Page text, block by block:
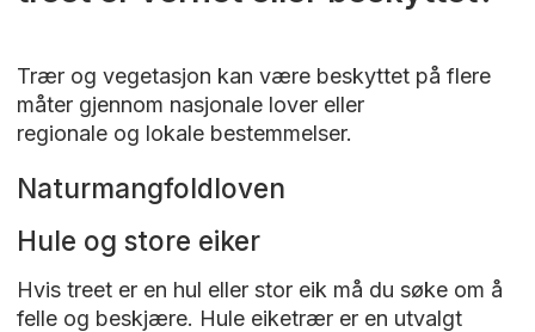
Trær og vegetasjon kan være beskyttet på flere
måter gjennom nasjonale lover eller
regionale og lokale bestemmelser.
Naturmangfoldloven
Hule og store eiker
Hvis treet er en hul eller stor eik må du søke om å
felle og beskjære. Hule eiketrær er en utvalgt